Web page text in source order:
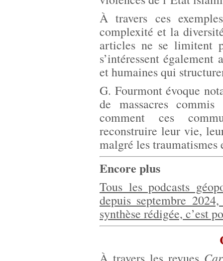
À travers ces
complexité et la
articles ne se limitent
s’intéressent
et humaines qui
G. Fourmont évoque
de massacres
comment ces
reconstruire leur vie,
malgré les
Encore plus
Tous les podcasts
depuis septembre
synthèse rédigée, c’est